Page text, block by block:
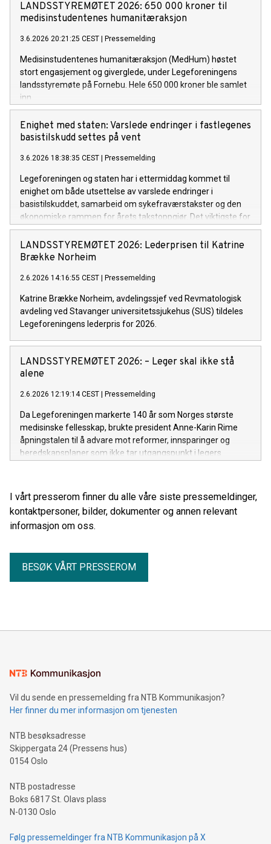
grunnutdanning, spesialistutdanning og kapasitet.
LANDSSTYREMØTET 2026: 650 000 kroner til
medisinstudentenes humanitæraksjon
3.6.2026 20:21:25 CEST Pressemelding
Medisinstudentenes humanitæraksjon (MedHum) høstet
stort engasjement og giverglede, under Legeforeningens
landsstyremøte på Fornebu. Hele 650 000 kroner ble samlet
inn.
Enighet med staten: Varslede endringer i fastlegenes
basistilskudd settes på vent
3.6.2026 18:38:35 CEST Pressemelding
Legeforeningen og staten har i ettermiddag kommet til
enighet om både utsettelse av varslede endringer i
basistilskuddet, samarbeid om sykefraværstakster og den
økonomiske rammen for årets takstoppgjør. Det viktigste for
fastlegene er at de dramatiske endringene i basistilskuddet
fra 1. juli nå settes på vent.
LANDSSTYREMØTET 2026: Lederprisen til Katrine
Brække Norheim
2.6.2026 14:16:55 CEST Pressemelding
Katrine Brække Norheim, avdelingssjef ved Revmatologisk
avdeling ved Stavanger universitetssjukehus (SUS) tildeles
Legeforeningens lederpris for 2026.
LANDSSTYREMØTET 2026: – Leger skal ikke stå
alene
2.6.2026 12:19:14 CEST Pressemelding
Da Legeforeningen markerte 140 år som Norges største
medisinske fellesskap, brukte president Anne-Karin Rime
åpningstalen til å advare mot reformer, innsparinger og
beredskapsplaner som ikke tar utgangspunkt i legers
I vårt presserom finner du alle våre siste pressemeldinger,
kontaktpersoner, bilder, dokumenter og annen relevant
informasjon om oss.
BESØK VÅRT PRESSEROM
Vil du sende en pressemelding fra NTB Kommunikasjon?
Her finner du mer informasjon om tjenesten
NTB besøksadresse
Skippergata 24 (Pressens hus)
0154 Oslo
NTB postadresse
Boks 6817 St. Olavs plass
N-0130 Oslo
Følg pressemeldinger fra NTB Kommunikasjon på X